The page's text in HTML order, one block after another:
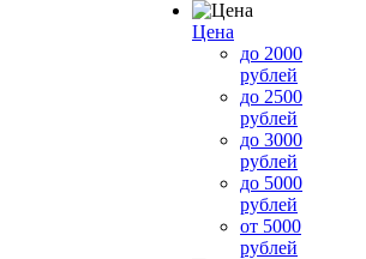
Цена
до 2000
рублей
до 2500
рублей
до 3000
рублей
до 5000
рублей
от 5000
рублей